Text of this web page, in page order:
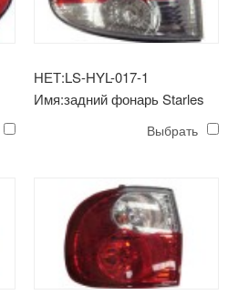
НЕТ:LS-HYL-017-1
Имя:задний фонарь Starles
Выбрать